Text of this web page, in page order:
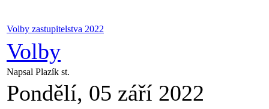
Volby zastupitelstva 2022
Volby
Napsal Plazík st.
Pondělí, 05 září 2022